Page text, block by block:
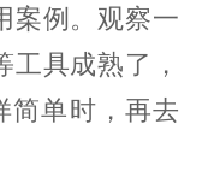
案例。观察一
具成熟了，
简单时，再去